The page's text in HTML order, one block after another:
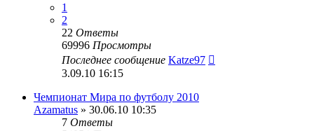
1
2
22 Ответы
69996 Просмотры
Последнее сообщение Katze97
3.09.10 16:15
Чемпионат Мира по футболу 2010
Azamatus » 30.06.10 10:35
7 Ответы